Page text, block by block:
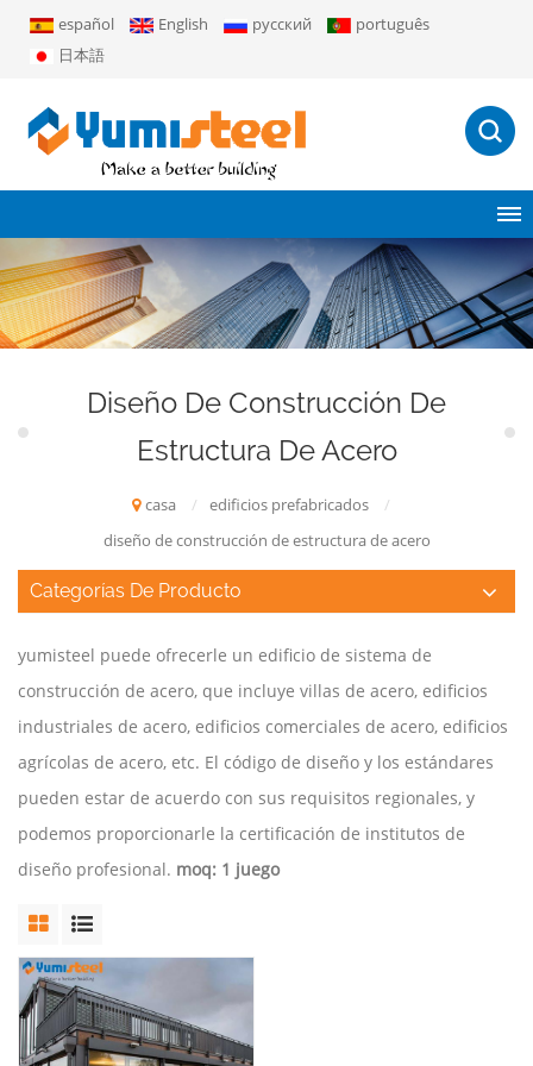
español English русский
português
日本語
Diseño De Construcción De
Estructura De Acero
casa / edificios prefabricados
/
diseño de construcción de estructura de acero
Categorías De Producto
yumisteel puede ofrecerle un edificio de sistema de
construcción de acero, que incluye villas de acero, edificios
industriales de acero, edificios comerciales de acero, edificios
agrícolas de acero, etc. El código de diseño y los estándares
pueden estar de acuerdo con sus requisitos regionales, y
podemos proporcionarle la certificación de institutos de
diseño profesional. moq: 1 juego